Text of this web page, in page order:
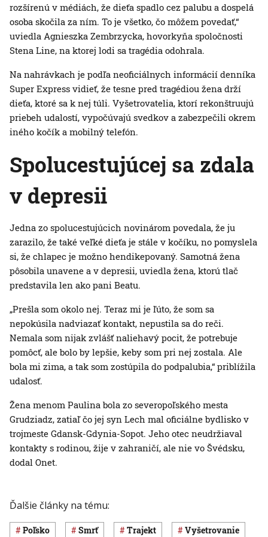
rozšírenú v médiách, že dieťa spadlo cez palubu a dospelá
osoba skočila za ním. To je všetko, čo môžem povedať,“
uviedla Agnieszka Zembrzycka, hovorkyňa spoločnosti
Stena Line, na ktorej lodi sa tragédia odohrala.
Na nahrávkach je podľa neoficiálnych informácií denníka
Super Express vidieť, že tesne pred tragédiou žena drží
dieťa, ktoré sa k nej túli. Vyšetrovatelia, ktorí rekonštruujú
priebeh udalostí, vypočúvajú svedkov a zabezpečili okrem
iného kočík a mobilný telefón.
Spolucestujúcej sa zdala
v depresii
Jedna zo spolucestujúcich novinárom povedala, že ju
zarazilo, že také veľké dieťa je stále v kočíku, no pomyslela
si, že chlapec je možno hendikepovaný. Samotná žena
pôsobila unavene a v depresii, uviedla žena, ktorú tlač
predstavila len ako pani Beatu.
„Prešla som okolo nej. Teraz mi je ľúto, že som sa
nepokúsila nadviazať kontakt, nepustila sa do reči.
Nemala som nijak zvlášť naliehavý pocit, že potrebuje
pomôcť, ale bolo by lepšie, keby som pri nej zostala. Ale
bola mi zima, a tak som zostúpila do podpalubia,“ priblížila
udalosť.
Žena menom Paulina bola zo severopoľského mesta
Grudziadz, zatiaľ čo jej syn Lech mal oficiálne bydlisko v
trojmeste Gdansk-Gdynia-Sopot. Jeho otec neudržiaval
kontakty s rodinou, žije v zahraničí, ale nie vo Švédsku,
dodal Onet.
Ďalšie články na tému:
Poľsko smrť trajekt vyšetrovanie